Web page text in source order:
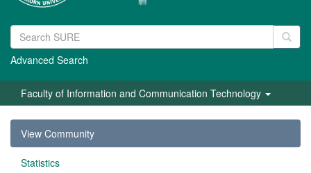
Advanced Search
Faculty of Information and Communication Technology
View Community
Statistics